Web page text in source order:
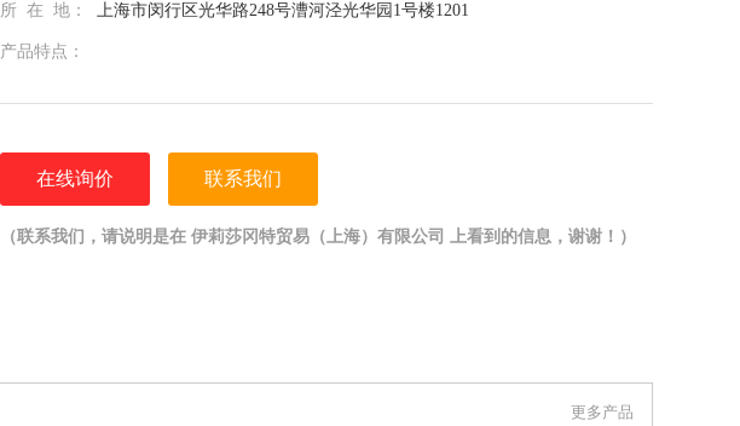
所 在 地： 上海市闵行区光华路248号漕河泾光华园1号楼1201
产品特点：
在线询价 联系我们
（联系我们，请说明是在 伊莉莎冈特贸易（上海）有限公司 上看到的信息，谢谢！）
更多产品